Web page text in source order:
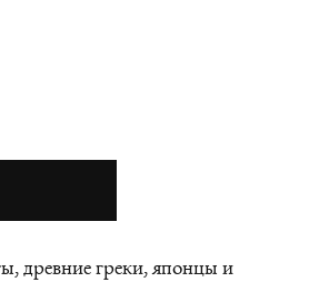
древние греки, японцы и